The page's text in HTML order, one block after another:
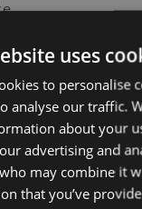
tuin
zwembad
uses
to personalise
analyse our traffic.
about your
advertising and
may combine it
that you’ve